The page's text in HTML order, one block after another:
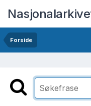
Forside